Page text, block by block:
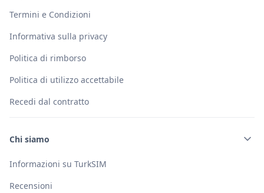
Termini e Condizioni
Informativa sulla privacy
Politica di rimborso
Politica di utilizzo accettabile
Recedi dal contratto
Chi siamo
Informazioni su TurkSIM
Recensioni